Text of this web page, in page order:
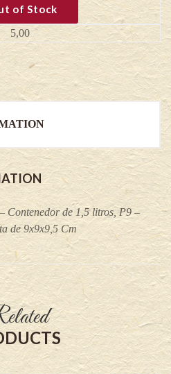
of Stock
5,00
Contenedor de 1,5 litros, P9 –
de 9x9x9,5 Cm